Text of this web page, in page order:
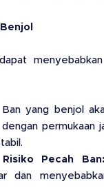
Ban yang benjol
permukaan
Risiko Pecah Ban:
dan